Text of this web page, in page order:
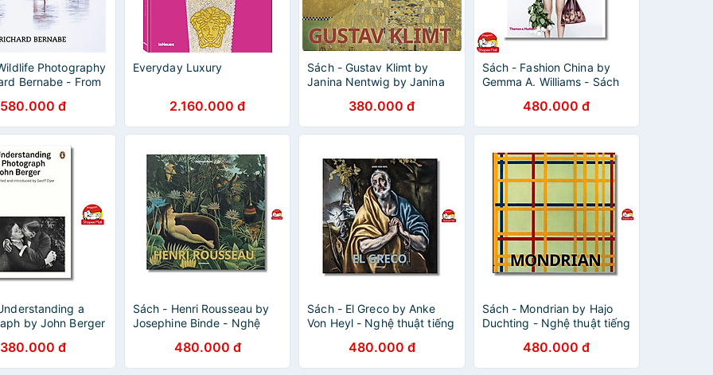
Photography
Bernabe - From
Results
580.000 đ
Everyday Luxury
2.160.000 đ
Sách - Gustav Klimt by
Janina Nentwig by Janina
bằng tiếng anh/ Art Book in
English
380.000 đ
Sách - Fashion China by
Gemma A. Williams - Sách
Nghệ thuật, Thiết kế / Art,
Design Book
480.000 đ
a
by John Berger
- Penguin
380.000 đ
Sách - Henri Rousseau by
Josephine Binde - Nghệ
480.000 đ
Sách - El Greco by Anke
Von Heyl - Nghệ thuật tiếng
480.000 đ
Sách - Mondrian by Hajo
Duchting - Nghệ thuật tiếng
480.000 đ